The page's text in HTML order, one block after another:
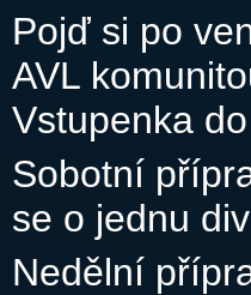
Pojď si po
AVL
Vstupenka
Sobotní
se o jednu
Nedělní